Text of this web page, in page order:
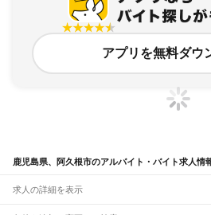
アプリを無料ダウ
鹿児島県、阿久根市のアルバイト・バイト求人情
求人の詳細を表示